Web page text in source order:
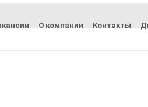
О компании Контакты